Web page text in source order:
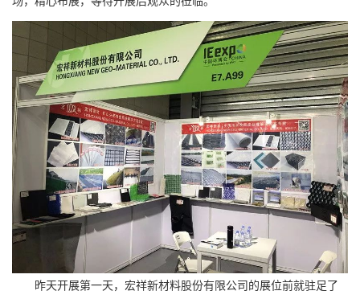
昨天开展第一天，宏祥新材料股份有限公司的展位前就驻足了